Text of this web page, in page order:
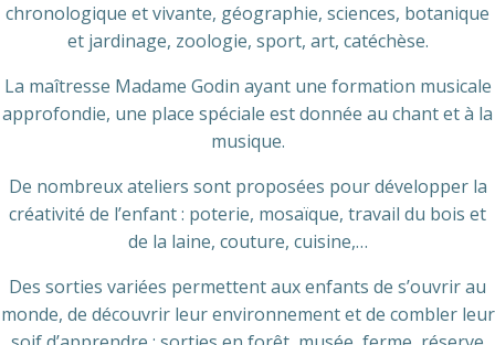
chronologique et vivante, géographie, sciences, botanique
et jardinage, zoologie, sport, art, catéchèse.
La maîtresse Madame Godin ayant une formation musicale
approfondie, une place spéciale est donnée au chant et à la
musique.
De nombreux ateliers sont proposées pour développer la
créativité de l’enfant : poterie, mosaïque, travail du bois et
de la laine, couture, cuisine,…
Des sorties variées permettent aux enfants de s’ouvrir au
monde, de découvrir leur environnement et de combler leur